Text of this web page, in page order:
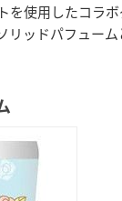
を使用したコラボ
リッドパフュー